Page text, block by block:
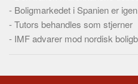
- Boligmarkedet i Spanien er
-Tutors behandles som stjerner
- IMF advarer mod nordisk